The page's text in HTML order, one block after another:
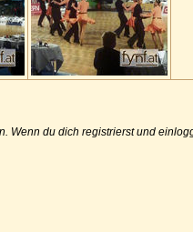
du dich registrierst und